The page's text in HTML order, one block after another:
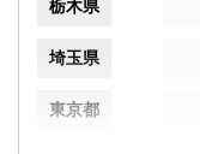
栃木県
埼玉県
東京都